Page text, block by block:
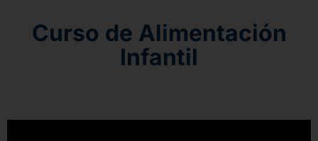
Curso de Alimentación
Infantil